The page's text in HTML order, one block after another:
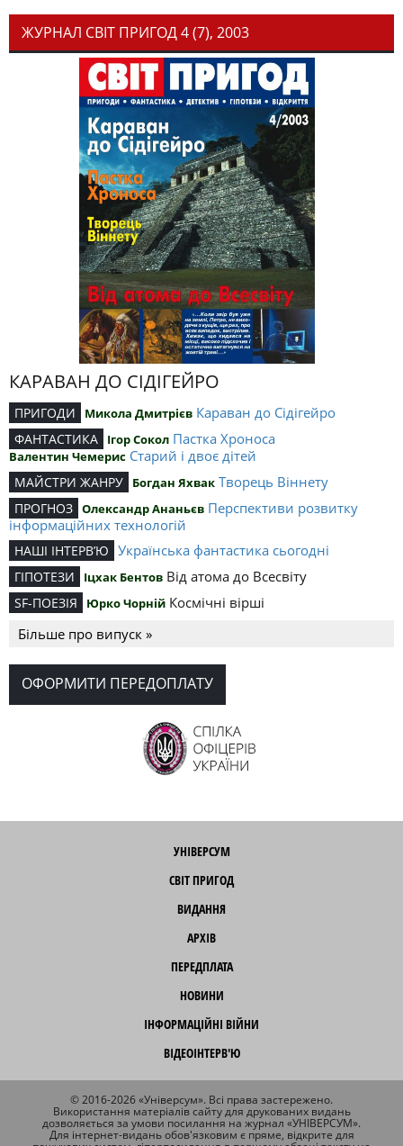
ЖУРНАЛ СВІТ ПРИГОД 4 (7), 2003
КАРАВАН ДО СІДІГЕЙРО
ПРИГОДИ Микола Дмитрієв Караван до Сідігейро
ФАНТАСТИКА Ігор Сокол Пастка Хроноса
Валентин Чемерис Старий і двоє дітей
МАЙСТРИ ЖАНРУ Богдан Яхвак Творець Віннету
ПРОГНОЗ Олександр Ананьєв Перспективи розвитку
інформаційних технологій
НАШІ ІНТЕРВ’Ю Українська фантастика сьогодні
ГІПОТЕЗИ Іцхак Бентов Від атома до Всесвіту
SF-ПОЕЗІЯ Юрко Чорній Космічні вірші
Більше про випуск »
ОФОРМИТИ ПЕРЕДОПЛАТУ
УНІВЕРСУМ
СВІТ ПРИГОД
ВИДАННЯ
АРХІВ
ПЕРЕДПЛАТА
НОВИНИ
ІНФОРМАЦІЙНІ ВІЙНИ
ВІДЕОІНТЕРВ'Ю
© 2016-2026 «Універсум». Всі права застережено.
Використання матеріалів сайту для друкованих видань
дозволяється за умови посилання на журнал «УНІВЕРСУМ».
Для інтернет-видань обов'язковим є пряме, відкрите для